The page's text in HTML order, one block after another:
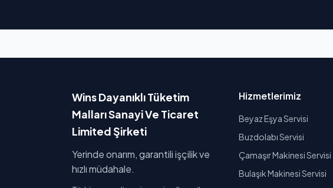
Wins Dayanıklı Tüketim
Malları Sanayi Ve Ticaret
Limited Şirketi
Yerinde onarım, garantili işçilik ve
hızlı müdahale.
Hizmetlerimiz
Beyaz Eşya Servisi
Buzdolabı Servisi
Çamaşır Makinesi Servisi
Bulaşık Makinesi Servisi